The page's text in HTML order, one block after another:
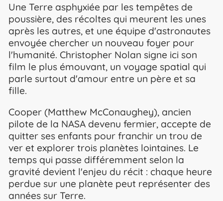
Une Terre asphyxiée par les tempêtes de
poussière, des récoltes qui meurent les unes
après les autres, et une équipe d'astronautes
envoyée chercher un nouveau foyer pour
l'humanité. Christopher Nolan signe ici son
film le plus émouvant, un voyage spatial qui
parle surtout d'amour entre un père et sa
fille.
Cooper (Matthew McConaughey), ancien
pilote de la NASA devenu fermier, accepte de
quitter ses enfants pour franchir un trou de
ver et explorer trois planètes lointaines. Le
temps qui passe différemment selon la
gravité devient l'enjeu du récit : chaque heure
perdue sur une planète peut représenter des
années sur Terre.